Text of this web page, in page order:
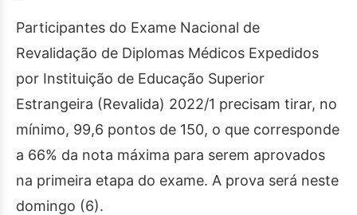
Participantes do Exame Nacional de
Revalidação de Diplomas Médicos Expedidos
por Instituição de Educação Superior
Estrangeira (Revalida) 2022/1 precisam tirar, no
mínimo, 99,6 pontos de 150, o que corresponde
a 66% da nota máxima para serem aprovados
na primeira etapa do exame. A prova será neste
domingo (6).